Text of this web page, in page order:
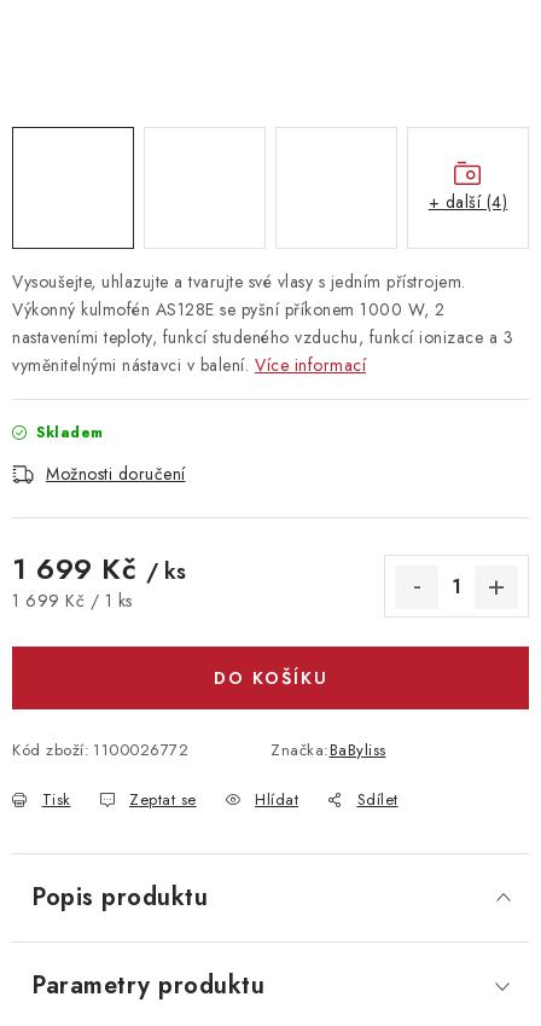
Vysoušejte, uhlazujte a tvarujte své vlasy s jedním přístrojem.
Výkonný kulmofén AS128E se pyšní příkonem 1000 W, 2
nastaveními teploty, funkcí studeného vzduchu, funkcí ionizace a 3
vyměnitelnými nástavci v balení. Více informací
Skladem
Možnosti doručení
1 699 Kč / ks
Měrná cena:
1 699 Kč / 1 ks
DO KOŠÍKU
Kód zboží: 1100026772 Značka:BaByliss
Tisk Zeptat se Hlídat Sdílet
+ další (4)
Popis produktu
Parametry produktu